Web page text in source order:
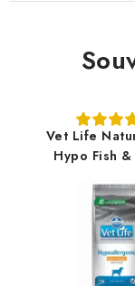
Vet Life
Hypo Fish